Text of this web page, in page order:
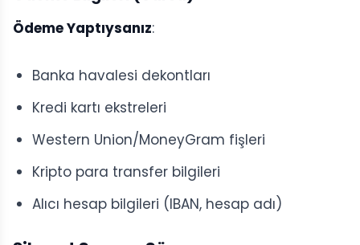
Ödeme Yaptıysanız:
Banka havalesi dekontları
Kredi kartı ekstreleri
Western Union/MoneyGram fişleri
Kripto para transfer bilgileri
Alıcı hesap bilgileri (IBAN, hesap adı)